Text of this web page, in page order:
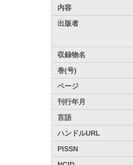
内容
出版者
収録物名
巻(号)
ページ
刊行年月
言語
ハンドルURL
PISSN